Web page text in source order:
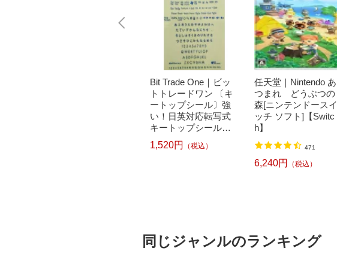
Bit Trade One｜ビッ
トトレードワン 〔キ
ートップシール〕強
い！日英対応転写式
キートップシールセ
ット ブルー DYKTSB
L
1,520円 （税込）
任天堂｜Nintendo あ
つまれ どうぶつの
森[ニンテンドースイ
ッチ ソフト]【Switc
h】
471
6,240円 （税込）
同じジャンルのランキング